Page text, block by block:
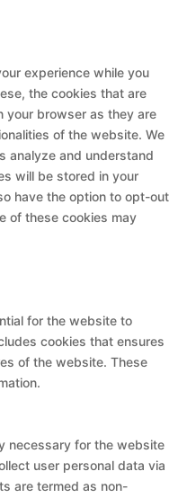
experience while you
the cookies that are
your browser as they are
of the website. We
analyze and understand
will be stored in your
have the option to opt-out
of these cookies may
for the website to
cookies that ensures
of the website. These
necessary for the website
user personal data via
are termed as non-